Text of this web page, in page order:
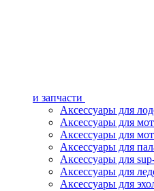
и запчасти
Аксессуары для
Аксессуары для
Аксессуары для
Аксессуары для
Аксессуары для
Аксессуары для
Аксессуары для